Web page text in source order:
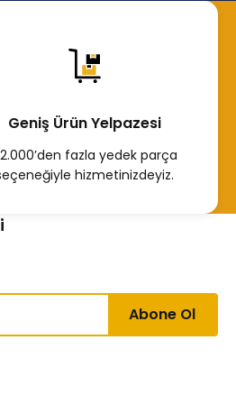
Geniş Ürün Yelpazesi
fazla yedek parça
hizmetinizdeyiz.
Abone Ol